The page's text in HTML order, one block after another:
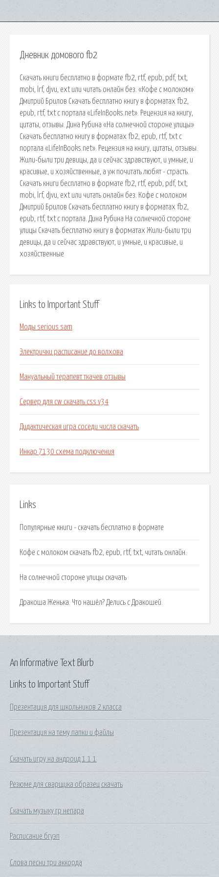
Дневник домового fb2
Скачать книги бесплатно в формате fb2, rtf, epub, pdf, txt,
mobi, lrf, djvu, ext или читать онлайн без. «Кофе с молоком»
Дмитрий Брилов Скачать бесплатно книгу в форматах fb2,
epub, rtf, txt с портала «LifeInBooks.net». Рецензия на книгу,
цитаты, отзывы. Дина Рубина «На солнечной стороне улицы»
Скачать бесплатно книгу в форматах fb2, epub, rtf, txt с
портала «LifeInBooks.net». Рецензия на книгу, цитаты, отзывы.
Жили-были три девицы, да и сейчас здравствуют, и умные, и
красивые, и хозяйственные, а уж почитать любят - страсть.
Скачать книги бесплатно в формате fb2, rtf, epub, pdf, txt,
mobi, lrf, djvu, ext или читать онлайн без. Кофе с молоком
Дмитрий Брилов Скачать бесплатно книгу в форматах fb2,
epub, rtf, txt с портала. Дина Рубина На солнечной стороне
улицы Скачать бесплатно книгу в форматах Жили-были три
девицы, да и сейчас здравствуют, и умные, и красивые, и
хозяйственные
Links to Important Stuff
Моды serious sam
Электрички расписание до волхова
Мануальный терапевт ткачев отзывы
Сервер для cw скачать css v34
Дидактическая игра соседи числа скачать
Инкар 7130 схема подключения
Links
Популярные книги - скачать бесплатно в формате
Кофе с молоком скачать fb2, epub, rtf, txt, читать онлайн.
На солнечной стороне улицы скачать
Дракоша Женька. Что нашёл? Делись с Дракошей.
Links to Important Stuff
Презентация для школьников 2 класса
Презентация на тему папки и файлы
Скачать игру на андроид 1 1 1
Резюме для сварщика образец скачать
Скачать музыку гр непара
Расписание бгуэп
Слова песни три аккорда
An Informative Text Blurb